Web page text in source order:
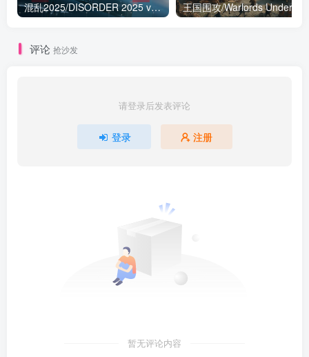
混乱2025/DISORDER 2025 v1.0.0|动作冒险|容量14.1GB|免安装绿色中文版
评论 抢沙发
请登录后发表评论
登录 注册
暂无评论内容